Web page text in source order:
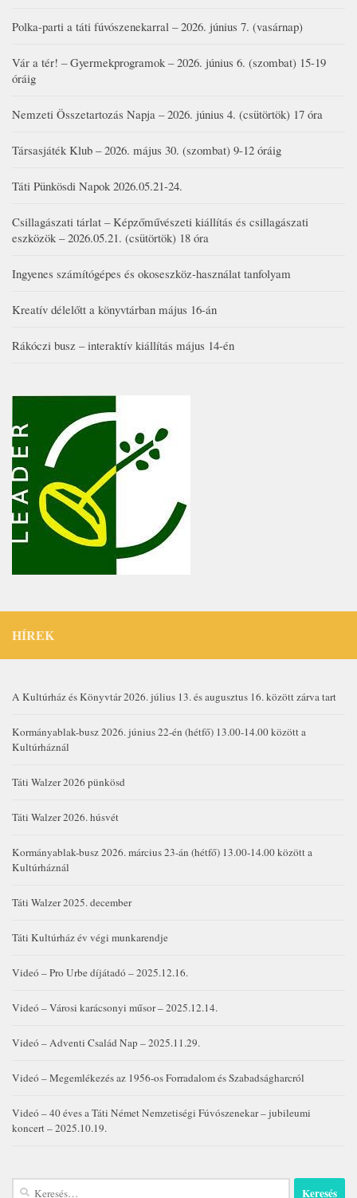
Polka-parti a táti fúvószenekarral – 2026. június 7. (vasárnap)
Vár a tér! – Gyermekprogramok – 2026. június 6. (szombat) 15-19
óráig
Nemzeti Összetartozás Napja – 2026. június 4. (csütörtök) 17 óra
Társasjáték Klub – 2026. május 30. (szombat) 9-12 óráig
Táti Pünkösdi Napok 2026.05.21-24.
Csillagászati tárlat – Képzőművészeti kiállítás és csillagászati
eszközök – 2026.05.21. (csütörtök) 18 óra
Ingyenes számítógépes és okoseszköz-használat tanfolyam
Kreatív délelőtt a könyvtárban május 16-án
Rákóczi busz – interaktív kiállítás május 14-én
HÍREK
A Kultúrház és Könyvtár 2026. július 13. és augusztus 16. között zárva tart
Kormányablak-busz 2026. június 22-én (hétfő) 13.00-14.00 között a
Kultúrháznál
Táti Walzer 2026 pünkösd
Táti Walzer 2026. húsvét
Kormányablak-busz 2026. március 23-án (hétfő) 13.00-14.00 között a
Kultúrháznál
Táti Walzer 2025. december
Táti Kultúrház év végi munkarendje
Videó – Pro Urbe díjátadó – 2025.12.16.
Videó – Városi karácsonyi műsor – 2025.12.14.
Videó – Adventi Család Nap – 2025.11.29.
Videó – Megemlékezés az 1956-os Forradalom és Szabadságharcról
Videó – 40 éves a Táti Német Nemzetiségi Fúvószenekar – jubileumi
koncert – 2025.10.19.
Keresés: